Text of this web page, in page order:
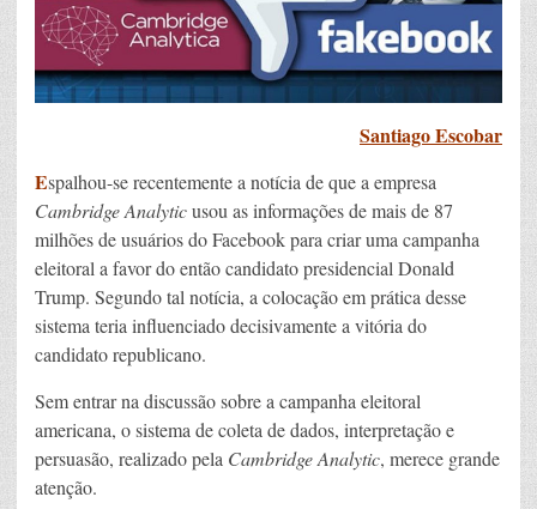
Santiago Escobar
Espalhou-se recentemente a notícia de que a empresa
Cambridge Analyticusou as informações de mais de 87
milhões de usuários do Facebook para criar uma campanha
eleitoral a favor do então candidato presidencial Donald
Trump. Segundo tal notícia, a colocação em prática desse
sistema teria influenciado decisivamente a vitória do
candidato republicano.
Sem entrar na discussão sobre a campanha eleitoral
americana, o sistema de coleta de dados, interpretação e
persuasão, realizado pela Cambridge Analytic, merece grande
atenção.